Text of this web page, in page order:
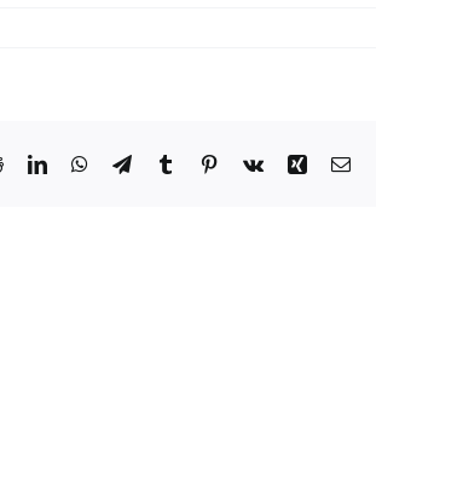
RedditLinkedInWhatsApp
TelegramTumblrPinterest
Vk Xing Correo